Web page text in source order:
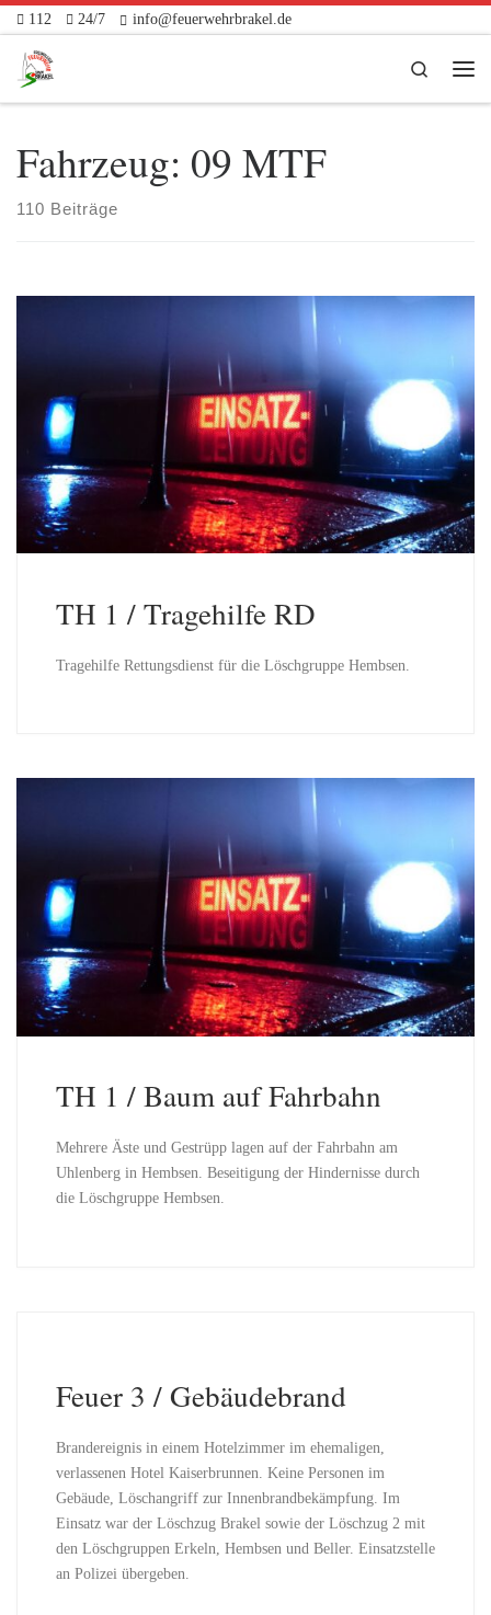
Zum Inhalt springen
112 24/7 info@feuerwehrbrakel.de
Search
Fahrzeug: 09 MTF
110 Beiträge
TH 1 / Tragehilfe RD
Tragehilfe Rettungsdienst für die Löschgruppe Hembsen.
TH 1 / Baum auf Fahrbahn
Mehrere Äste und Gestrüpp lagen auf der Fahrbahn am
Uhlenberg in Hembsen. Beseitigung der Hindernisse durch
die Löschgruppe Hembsen.
Feuer 3 / Gebäudebrand
Brandereignis in einem Hotelzimmer im ehemaligen,
verlassenen Hotel Kaiserbrunnen. Keine Personen im
Gebäude, Löschangriff zur Innenbrandbekämpfung. Im
Einsatz war der Löschzug Brakel sowie der Löschzug 2 mit
den Löschgruppen Erkeln, Hembsen und Beller. Einsatzstelle
an Polizei übergeben.